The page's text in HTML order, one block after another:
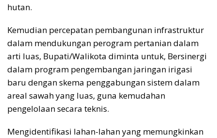
hutan.
Kemudian percepatan pembangunan infrastruktur
dalam mendukungan perogram pertanian dalam
arti luas, Bupati/Walikota diminta untuk, Bersinergi
dalam program pengembangan jaringan irigasi
baru dengan skema penggabungan sistem dalam
areal sawah yang luas, guna kemudahan
pengelolaan secara teknis.
Mengidentifikasi lahan-lahan yang memungkinkan